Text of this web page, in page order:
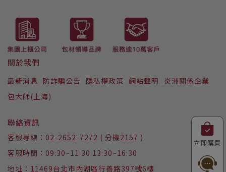
LINE ID : @223iwizi
立即購買
關於我們
最新消息 防詐騙公告 隱私權政策 網站聲明
炎洲關係企業
包大師(上海)
聯絡資訊
客服專線：02-2652-7272 ( 分機2157 )
客服時間：09:30~11:30 13:30~16:30
地址：11469台北市內湖區行善路397號6樓